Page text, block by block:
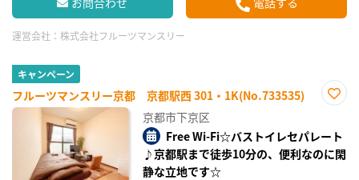
運営会社： 株式会社フルーツマンスリー
キャンペーン
フルーツマンスリー京都 京都駅西 301・1K(No.733535)
り登
京都市下京区
Free Wi-Fi☆バストイレセパレート
♪京都駅まで徒歩10分の、便利なのに閑
静な立地です☆